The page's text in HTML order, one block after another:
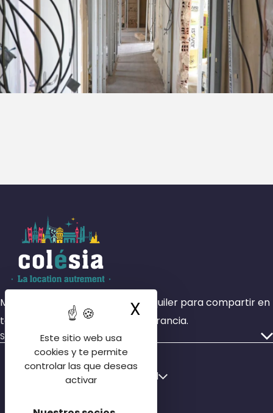
Este sitio web usa
cookies y te permite
controlar las que deseas
activar
X Ocultar la
Más de 4000 habitaciones en alquiler para compartir en
todas las zonas geográficas de Francia.
Servicios
Nuestros anuncios
Quiénes somos
Póngase en contacto con nosotros
Español
Français